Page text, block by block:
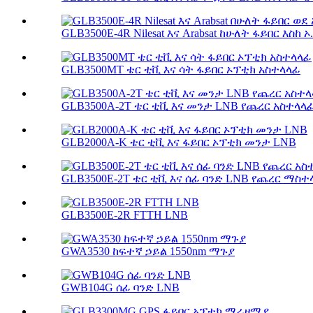
GLB3500E-4R Nilesat እና Arabsat ከሁለት ፋይበር እስከ
GLB3500MT ቴር ቲቪ እና ሳት ፋይበር ኦፕቲክ አስተላላፊ
GLB3500A-2T ቴር ቲቪ እና መንታ LNB የጨረር
GLB2000A-K ቴር ቲቪ እና ፋይበር ኦፕቲክ መንታ LNB
GLB3500E-2T ቴር ቲቪ እና ሰፊ ባንድ LNB የጨረር
GLB3500E-2R FTTH LNB
GWA3530 ከፍተኛ ኃይል 1550nm ማጉያ
GWB104G ሰፊ ባንድ LNB